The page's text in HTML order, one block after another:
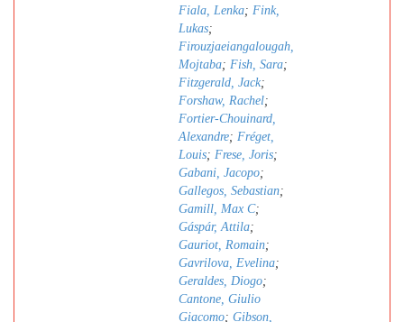
Fiala, Lenka; Fink,
Lukas;
Firouzjaeiangalougah,
Mojtaba; Fish, Sara;
Fitzgerald, Jack;
Forshaw, Rachel;
Fortier-Chouinard,
Alexandre; Fréget,
Louis; Frese, Joris;
Gabani, Jacopo;
Gallegos, Sebastian;
Gamill, Max C;
Gáspár, Attila;
Gauriot, Romain;
Gavrilova, Evelina;
Geraldes, Diogo;
Cantone, Giulio
Giacomo; Gibson,